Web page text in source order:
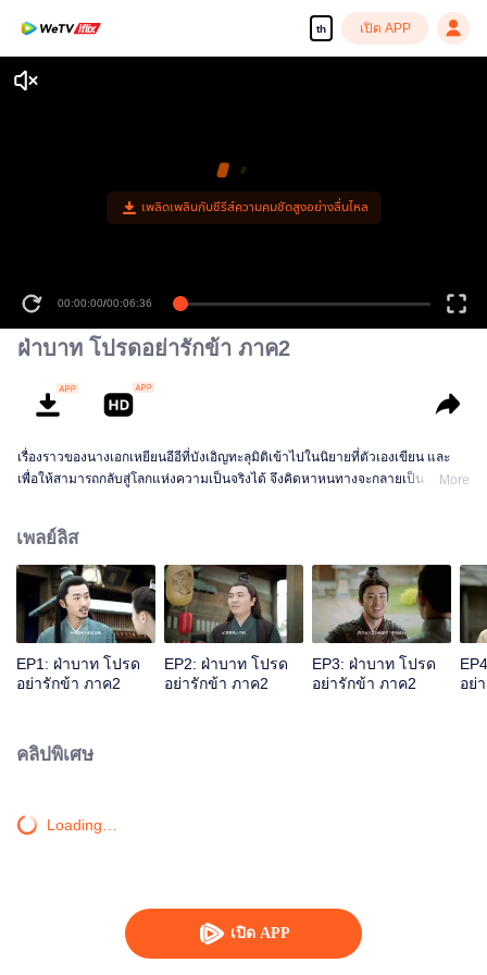
th เปิด APP
เปิด APP
00:00:00/00:06:36
ฝ่าบาท โปรดอย่ารักข้า ภาค2
เรื่องราวของนางเอกเหยียนอีอีที่บังเอิญทะลุมิติเข้าไปในนิยายที่ตัวเองเขียน และ
เพื่อให้สามารถกลับสู่โลกแห่งความเป็นจริงได้ จึงคิดหาหนทางจะกลายเป็น “บ้านMore
เพลย์ลิส
EP1: ฝ่าบาท โปรด
อย่ารักข้า ภาค2
EP2: ฝ่าบาท โปรด
อย่ารักข้า ภาค2
EP3: ฝ่าบาท โปรด
อย่ารักข้า ภาค2
อย่
คลิปพิเศษ
Loading…